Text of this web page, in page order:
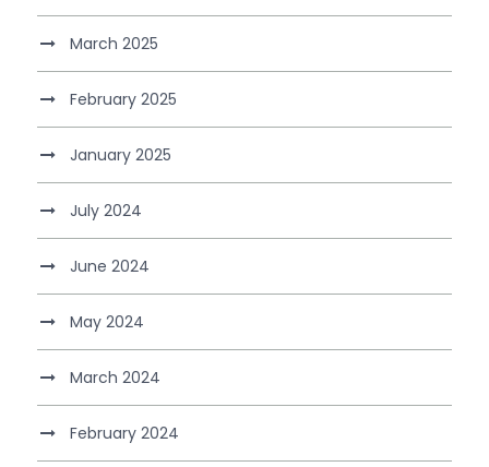
March 2025
February 2025
January 2025
July 2024
June 2024
May 2024
March 2024
February 2024